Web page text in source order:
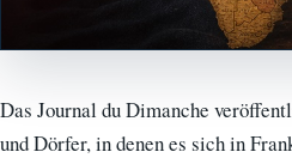
Das Journal du Dimanche
und Dörfer, in denen es sich in